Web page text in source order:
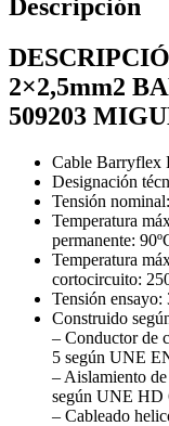
Descripción
2×2,5mm2
509203
Cable Barryflex
Designación
Tensión
Temperatura
permanente:
Temperatura
cortocircuito:
Tensión ensayo:
Construido
– Conductor de
5 según UNE
– Aislamiento
según UNE HD
– Cableado